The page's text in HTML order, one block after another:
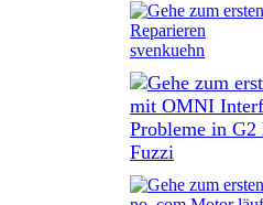
Reparieren
svenkuehn
0 Bewertung(en) - 0 von 5
mit OMNI
Probleme in G2
Fuzzi
0 Bewertung(en) - 0 von 5